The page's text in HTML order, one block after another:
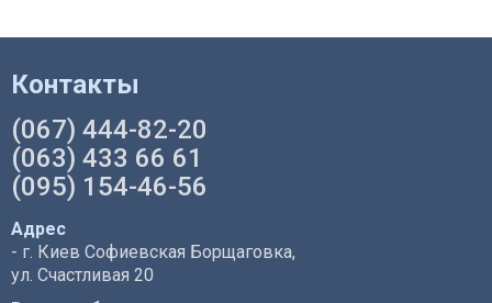
Контакты
(067) 444-82-20
(063) 433 66 61
(095) 154-46-56
Адрес
- г. Киев Софиевская Борщаговка,
ул. Счастливая 20